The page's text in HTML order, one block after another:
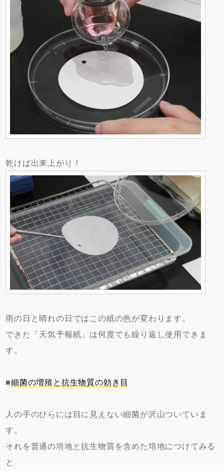
乾けば出来上がり！
雨の日と晴れの日ではこの紙の色が変わります。
できた「天気予報紙」は何度でも繰り返し使用できま
す。
■細菌の増殖と抗生物質の効き目
人の手のひらには目に見えない細菌が沢山ついていま
す。
それを普通の培地と抗生物質を含めた培地につけてみる
と